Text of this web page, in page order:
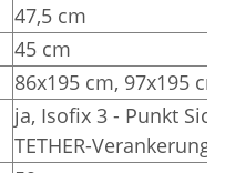
47,5 cm
45 cm
86x195 cm, 97x195
ja, Isofix 3 - Punkt
TETHER-